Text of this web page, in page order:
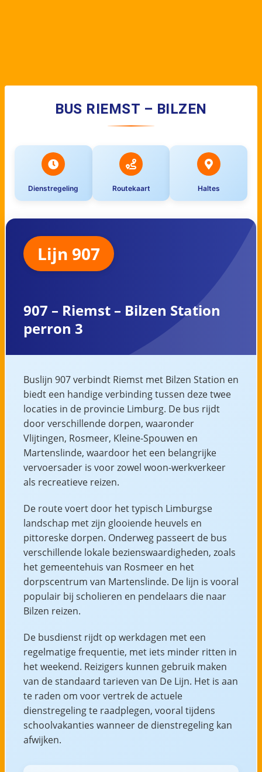
BUS RIEMST – BILZEN
Dienstregeling Routekaart Haltes
Lijn 907
907 – Riemst – Bilzen Station
perron 3
Buslijn 907 verbindt Riemst met Bilzen Station en
biedt een handige verbinding tussen deze twee
locaties in de provincie Limburg. De bus rijdt
door verschillende dorpen, waaronder
Vlijtingen, Rosmeer, Kleine-Spouwen en
Martenslinde, waardoor het een belangrijke
vervoersader is voor zowel woon-werkverkeer
als recreatieve reizen.
De route voert door het typisch Limburgse
landschap met zijn glooiende heuvels en
pittoreske dorpen. Onderweg passeert de bus
verschillende lokale bezienswaardigheden, zoals
het gemeentehuis van Rosmeer en het
dorpscentrum van Martenslinde. De lijn is vooral
populair bij scholieren en pendelaars die naar
Bilzen reizen.
De busdienst rijdt op werkdagen met een
regelmatige frequentie, met iets minder ritten in
het weekend. Reizigers kunnen gebruik maken
van de standaard tarieven van De Lijn. Het is aan
te raden om voor vertrek de actuele
dienstregeling te raadplegen, vooral tijdens
schoolvakanties wanneer de dienstregeling kan
afwijken.